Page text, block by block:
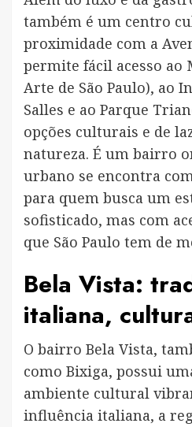
também é um centro
proximidade com a
permite fácil acesso ao
Arte de São Paulo), ao
Salles e ao Parque
opções culturais e de
natureza. É um bairro
urbano se encontra
para quem busca um
sofisticado, mas com
que São Paulo tem de
Bela Vista:
italiana,
O bairro Bela Vista,
como Bixiga, possui
ambiente cultural
influência italiana, a